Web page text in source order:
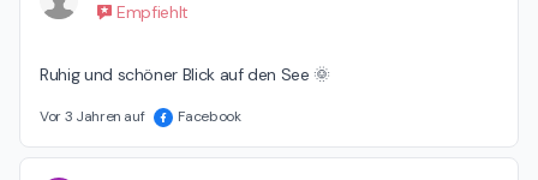
Empfiehlt
Ruhig und schöner Blick auf den See 🌞
Vor 3 Jahren auf Facebook